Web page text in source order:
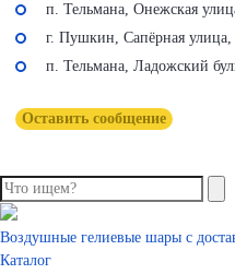
п. Тельмана, Онежская
г. Пушкин, Сапёрная улица,
п. Тельмана, Ладожский
Оставить сообщение
Воздушные гелиевые шары с
Каталог